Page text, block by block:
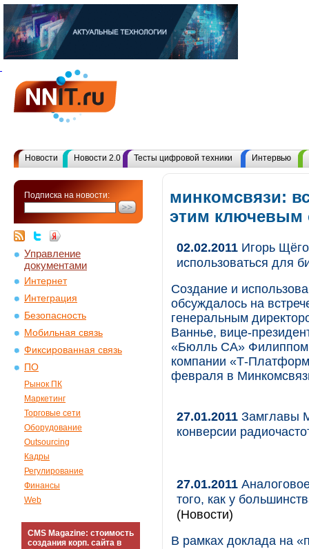
Новости Новости 2.0 Тесты цифровой техники Интервью
Подписка на новости:
Управление
документами
Интернет
Интеграция
Безопасность
Мобильная связь
Фиксированная связь
ПО
Рынок ПК
Маркетинг
Торговые сети
Оборудование
Outsourcing
Кадры
Регулирование
Финансы
Web
CMS Magazine: стоимость
создания корп. сайта в
минкомсвязи:
этим ключевым
02.02.2011 Игорь
использоваться для
Создание и
обсуждалось на
генеральным
Ваннье, вице-
«Бюлль СА» Филиппом
компании «Т-
февраля в
27.01.2011 Замглавы
конверсии
27.01.2011
того, как у
(Новости)
В рамках доклада на